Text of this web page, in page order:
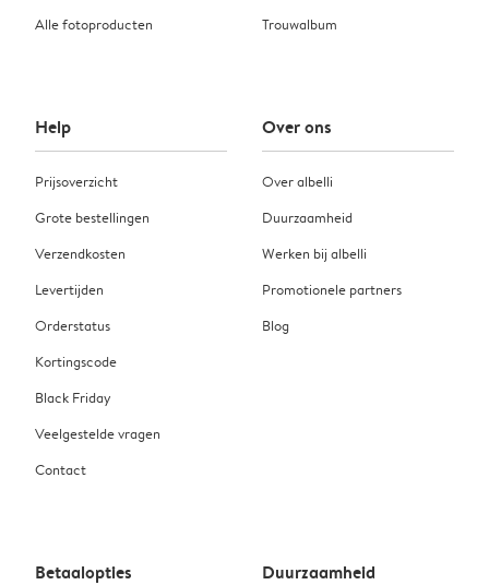
Alle fotoproducten
Trouwalbum
Help
Prijsoverzicht
Grote bestellingen
Verzendkosten
Levertijden
Orderstatus
Kortingscode
Black Friday
Veelgestelde vragen
Contact
Over ons
Over albelli
Duurzaamheid
Werken bij albelli
Promotionele partners
Blog
Betaalopties Duurzaamheid